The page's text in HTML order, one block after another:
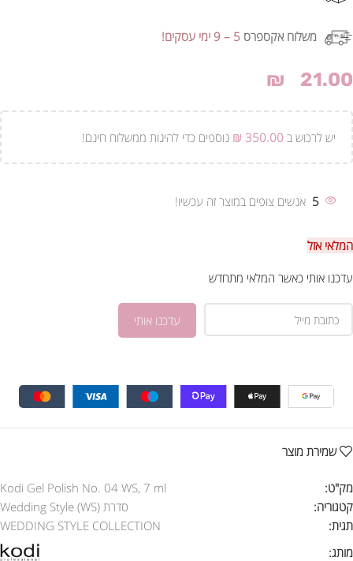
משלוח אקספרס 5 – 9 ימי עסקים!
₪ 21.00
יש לרכוש ב ₪ 350.00 נוספים כדי להינות ממשלוח חינם!
5 אנשים צופים במוצר זה עכשיו!
המלאי אזל
עדכנו אותי כאשר המלאי מתחדש
שמירת מוצר
מק"ט:
Kodi Gel Polish No. 04 WS, 7 ml
קטגוריה:
סדרת Wedding Style (WS)
תגית:
WEDDING STYLE COLLECTION
מותג: